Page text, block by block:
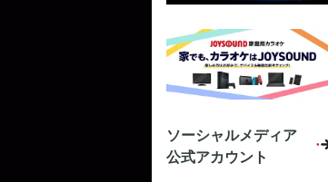
ソーシャルメディア
公式アカウント